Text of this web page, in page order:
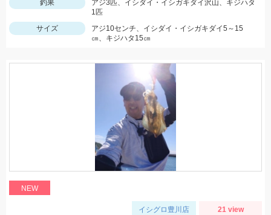
釣果
アジ3匹、イシダイ・イシガキダイ沢山、キジハタ
1匹
サイズ
アジ10センチ、イシダイ・イシガキダイ5～15
㎝、キジハタ15㎝
NEW
イシグロ豊川店 21 view